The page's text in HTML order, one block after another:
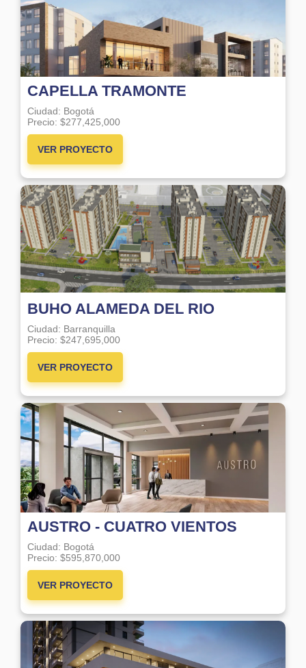
CAPELLA TRAMONTE
Ciudad: Bogotá
Precio: $277,425,000
VER PROYECTO
BUHO ALAMEDA DEL RIO
Ciudad: Barranquilla
Precio: $247,695,000
VER PROYECTO
AUSTRO - CUATRO VIENTOS
Ciudad: Bogotá
Precio: $595,870,000
VER PROYECTO